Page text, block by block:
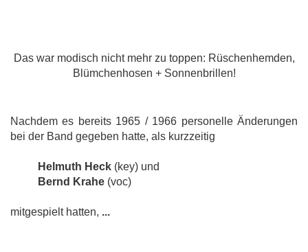
Das war modisch nicht mehr zu toppen: Rüschenhemden,
Blümchenhosen + Sonnenbrillen!
Nachdem es bereits 1965 / 1966 personelle Änderungen
bei der Band gegeben hatte, als kurzzeitig
Helmuth Heck (key) und
Bernd Krahe (voc)
mitgespielt hatten, ...